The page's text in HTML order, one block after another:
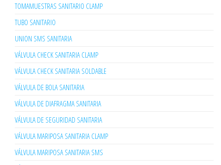
TOMAMUESTRAS SANITARIO CLAMP
TUBO SANITARIO
UNION SMS SANITARIA
VÁLVULA CHECK SANITARIA CLAMP
VÁLVULA CHECK SANITARIA SOLDABLE
VÁLVULA DE BOLA SANITARIA
VÁLVULA DE DIAFRAGMA SANITARIA
VÁLVULA DE SEGURIDAD SANITARIA
VÁLVULA MARIPOSA SANITARIA CLAMP
VÁLVULA MARIPOSA SANITARIA SMS